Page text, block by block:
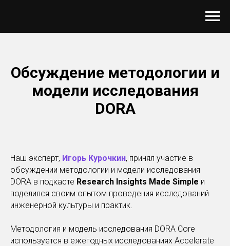
Обсуждение методологии и
модели исследования
DORA
Наш эксперт, Игорь Курочкин, принял участие в
обсуждении методологии и модели исследования
DORA в подкасте Research Insights Made Simple и
поделился своим опытом проведения исследований
инженерной культуры и практик.
Методология и модель исследования DORA Core
используется в ежегодных исследованиях Accelerate